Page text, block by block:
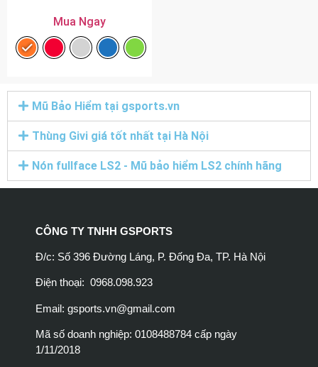
Mua Ngay
Mũ Bảo Hiểm tại gsports.vn
Thùng Givi giá tốt nhất tại Hà Nội
Nón fullface LS2 - Mũ bảo hiểm LS2 chính hãng
CÔNG TY TNHH GSPORTS
Đ/c: Số 396 Đường Láng, P. Đống Đa, TP. Hà Nội
Điện thoại: 0968.098.923
Email: gsports.vn@gmail.com
Mã số doanh nghiệp: 0108488784 cấp ngày
1/11/2018